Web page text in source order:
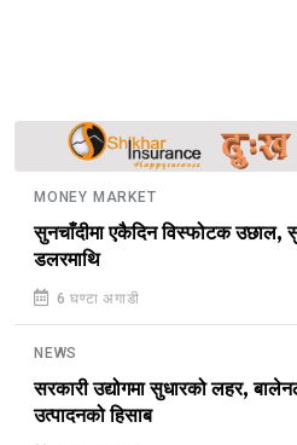
MONEY MARKET
सुनचाँदीमा एकैदिन विस्फोटक
डलरमाथि
6 घण्टा अगाडी
NEWS
सरकारी उद्योगमा सुधारको लहर,
उत्पादनको हिसाब